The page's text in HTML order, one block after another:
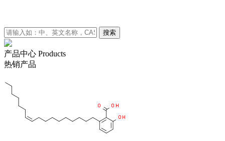
搜索
产品中心 Products
热销产品